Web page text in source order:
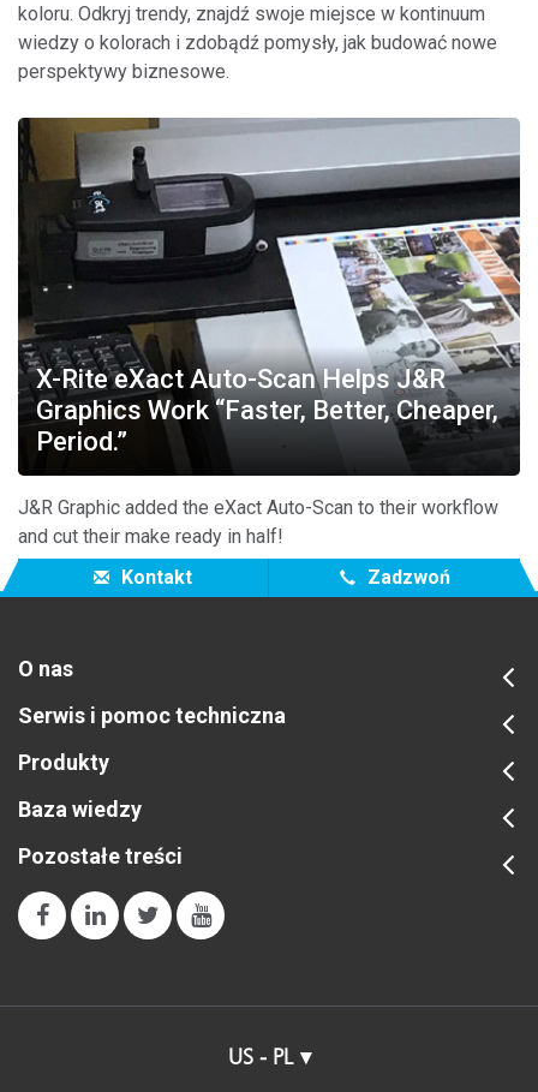
koloru. Odkryj trendy, znajdź swoje miejsce w kontinuum
wiedzy o kolorach i zdobądź pomysły, jak budować nowe
perspektywy biznesowe.
X-Rite eXact Auto-Scan Helps J&R
Graphics Work “Faster, Better, Cheaper,
Period.”
J&R Graphic added the eXact Auto-Scan to their workflow
and cut their make ready in half!
Kontakt
Zadzwoń
O nas
Serwis i pomoc techniczna
Produkty
Baza wiedzy
Pozostałe treści
US - PL